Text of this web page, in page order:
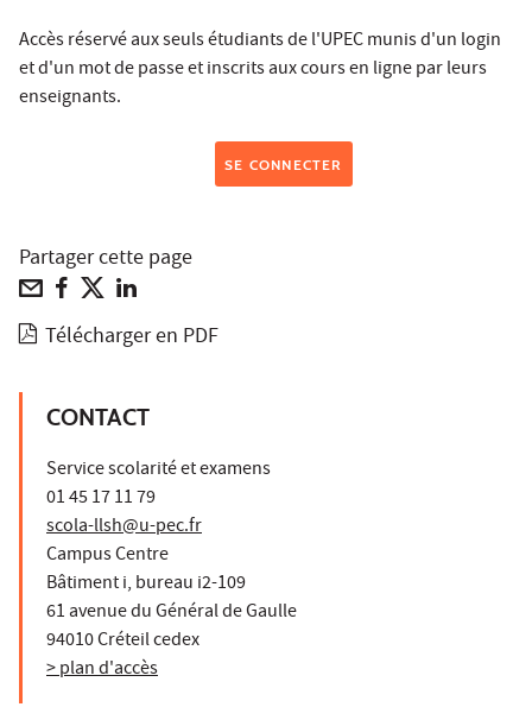
Accès réservé aux seuls étudiants de l'UPEC munis d'un login
et d'un mot de passe et inscrits aux cours en ligne par leurs
enseignants.
SE CONNECTER
Partager cette page
Télécharger en PDF
CONTACT
Service scolarité et examens
01 45 17 11 79
scola-llsh@u-pec.fr
Campus Centre
Bâtiment i, bureau i2-109
61 avenue du Général de Gaulle
94010 Créteil cedex
> plan d'accès